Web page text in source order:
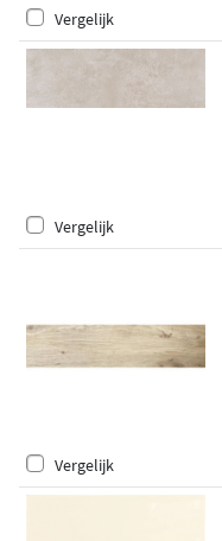
Vergelijk
Vergelijk
Vergelijk